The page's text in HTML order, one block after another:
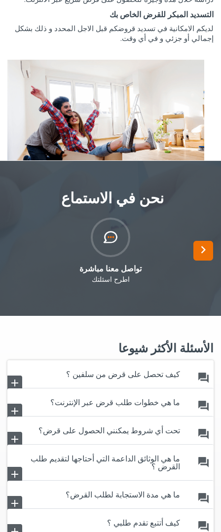
التسديد المبكر للقرض الخاص بك
لديكم الامكانية في تسديد قروضكم قبل الاجل المحدد و ذلك بشكل
إجمالي أو جزئي و في أي وقت.
نحن في الاستماع ‎
اطرح اسئلتك
Next
الأسئلة الأكثر شيوعا
forum كيف تحصل على قرض من سلفين ؟
add
forum ما هي خطوات طلب قرض عبر الإنترنت؟
add
forum تحت أي شروط يمكنني الحصول على قرض؟
add
forum ما هي الوثائق الداعمة التي أحتاجها لتقديم طلب
القرض ؟
add
forum ما هي مدة الاستجابة لطلب القرض؟
add
forum كيف أتتبع تقدم طلبي ؟